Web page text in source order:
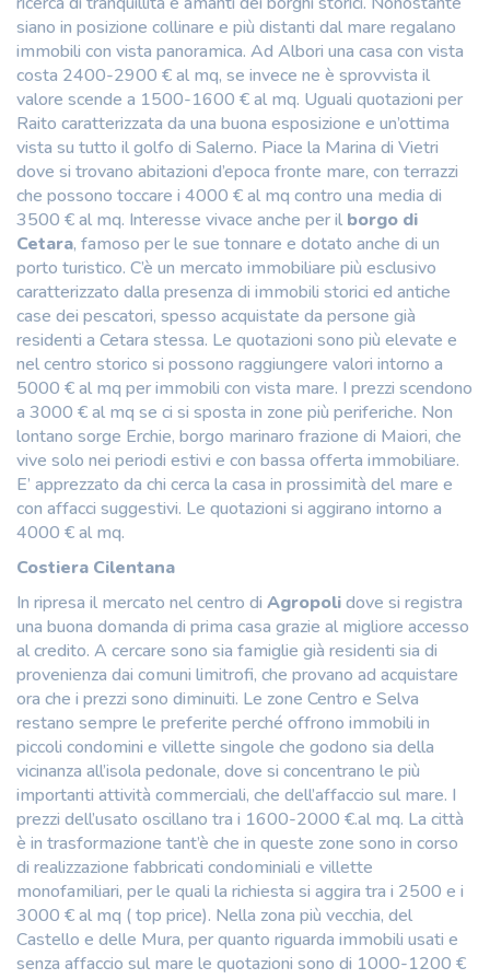
siano in posizione collinare e più distanti dal mare regalano
immobili con vista panoramica. Ad Albori una casa con vista
costa 2400-2900 € al mq, se invece ne è sprovvista il
valore scende a 1500-1600 € al mq. Uguali quotazioni per
Raito caratterizzata da una buona esposizione e un’ottima
vista su tutto il golfo di Salerno. Piace la Marina di Vietri
dove si trovano abitazioni d’epoca fronte mare, con terrazzi
che possono toccare i 4000 € al mq contro una media di
3500 € al mq. Interesse vivace anche per il borgo di
Cetara, famoso per le sue tonnare e dotato anche di un
porto turistico. C’è un mercato immobiliare più esclusivo
caratterizzato dalla presenza di immobili storici ed antiche
case dei pescatori, spesso acquistate da persone già
residenti a Cetara stessa. Le quotazioni sono più elevate e
nel centro storico si possono raggiungere valori intorno a
5000 € al mq per immobili con vista mare. I prezzi scendono
a 3000 € al mq se ci si sposta in zone più periferiche. Non
lontano sorge Erchie, borgo marinaro frazione di Maiori, che
vive solo nei periodi estivi e con bassa offerta immobiliare.
E’ apprezzato da chi cerca la casa in prossimità del mare e
con affacci suggestivi. Le quotazioni si aggirano intorno a
4000 € al mq.
Costiera Cilentana
In ripresa il mercato nel centro di Agropolidove si registra
una buona domanda di prima casa grazie al migliore accesso
al credito. A cercare sono sia famiglie già residenti sia di
provenienza dai comuni limitrofi, che provano ad acquistare
ora che i prezzi sono diminuiti. Le zone Centro e Selva
restano sempre le preferite perché offrono immobili in
piccoli condomini e villette singole che godono sia della
vicinanza all’isola pedonale, dove si concentrano le più
importanti attività commerciali, che dell’affaccio sul mare. I
prezzi dell’usato oscillano tra i 1600-2000 €.al mq. La città
è in trasformazione tant’è che in queste zone sono in corso
di realizzazione fabbricati condominiali e villette
monofamiliari, per le quali la richiesta si aggira tra i 2500 e i
3000 € al mq ( top price). Nella zona più vecchia, del
Castello e delle Mura, per quanto riguarda immobili usati e
senza affaccio sul mare le quotazioni sono di 1000-1200 €